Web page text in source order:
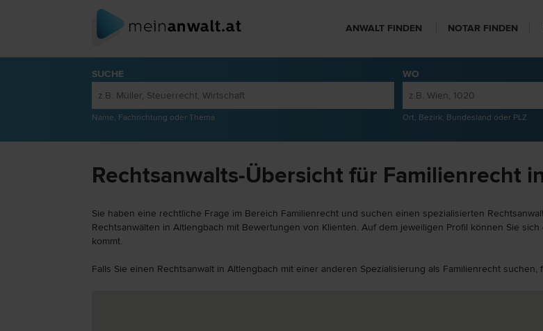
ANWALT FINDEN NOTAR FINDEN
SUCHE
Name, Fachrichtung oder Thema
WO
Ort, Bezirk, Bundesland oder PLZ
Rechtsanwalts-Übersicht für Familienrecht
Sie haben eine rechtliche Frage im Bereich Familienrecht und suchen einen spezialisierten
Rechtsanwälten in Altlengbach mit Bewertungen von Klienten. Auf dem jeweiligen Profil können Sie
kommt.
Falls Sie einen Rechtsanwalt in Altlengbach mit einer anderen Spezialisierung als Familienrecht